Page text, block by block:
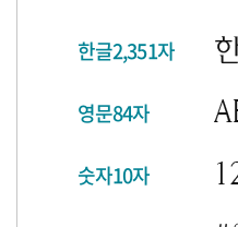
한글2,351자
영문84자
숫자10자